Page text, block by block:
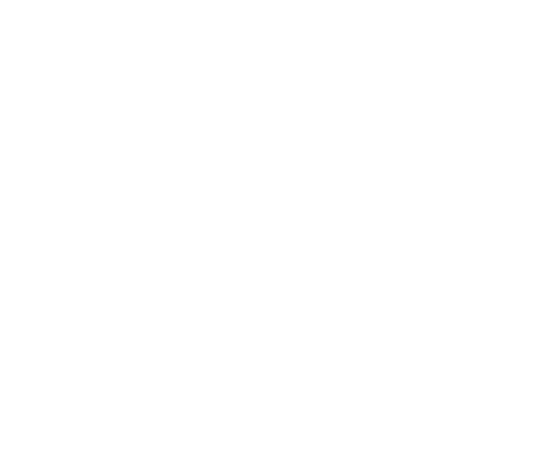
mi pantuflas de panditas y ni se me ocurrio
tenía ganas de correr por miedo a que me
y lo que vi me sorprendió.